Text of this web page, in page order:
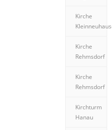
Kirche
Kirche
Rehmsdorf
Kirche
Rehmsdorf
Kirchturm
Hanau